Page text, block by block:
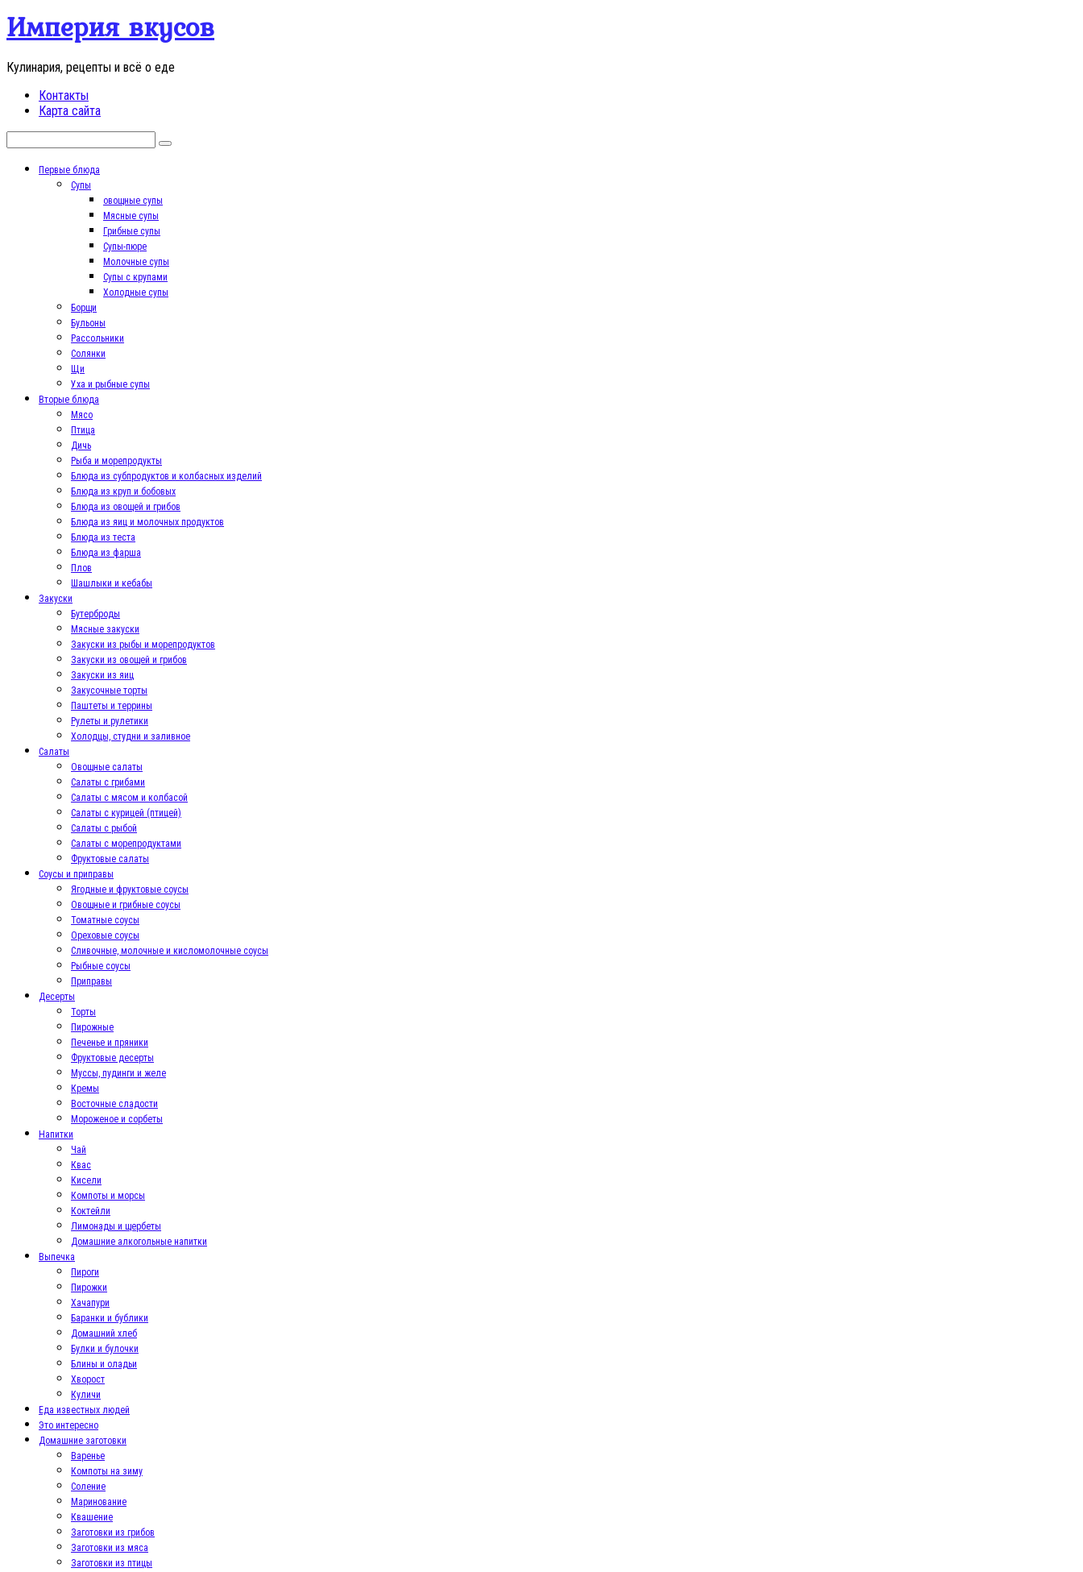
Перейти
контенту
Империя вкусов
Кулинария, рецепты и всё о еде
Контакты
Карта сайта
Первые блюда
Супы
овощные супы
Мясные супы
Грибные супы
Супы-пюре
Молочные супы
Супы с крупами
Холодные супы
Борщи
Бульоны
Рассольники
Солянки
Щи
Уха и рыбные супы
Вторые блюда
Мясо
Птица
Дичь
Рыба и морепродукты
Блюда из субпродуктов и колбасных изделий
Блюда из круп и бобовых
Блюда из овощей и грибов
Блюда из яиц и молочных продуктов
Блюда из теста
Блюда из фарша
Плов
Шашлыки и кебабы
Закуски
Бутерброды
Мясные закуски
Закуски из рыбы и морепродуктов
Закуски из овощей и грибов
Закуски из яиц
Закусочные торты
Паштеты и террины
Рулеты и рулетики
Холодцы, студни и заливное
Салаты
Овощные салаты
Салаты с грибами
Салаты с мясом и колбасой
Салаты с курицей (птицей)
Салаты с рыбой
Салаты с морепродуктами
Фруктовые салаты
Соусы и приправы
Ягодные и фруктовые соусы
Овощные и грибные соусы
Томатные соусы
Ореховые соусы
Сливочные, молочные и кисломолочные соусы
Рыбные соусы
Приправы
Десерты
Торты
Пирожные
Печенье и пряники
Фруктовые десерты
Муссы, пудинги и желе
Кремы
Восточные сладости
Мороженое и сорбеты
Напитки
Чай
Квас
Кисели
Компоты и морсы
Коктейли
Лимонады и щербеты
Домашние алкогольные напитки
Выпечка
Пироги
Пирожки
Хачапури
Баранки и бублики
Домашний хлеб
Булки и булочки
Блины и оладьи
Хворост
Куличи
Еда известных людей
Это интересно
Домашние заготовки
Варенье
Компоты на зиму
Соление
Маринование
Квашение
Заготовки из грибов
Заготовки из мяса
Заготовки из птицы